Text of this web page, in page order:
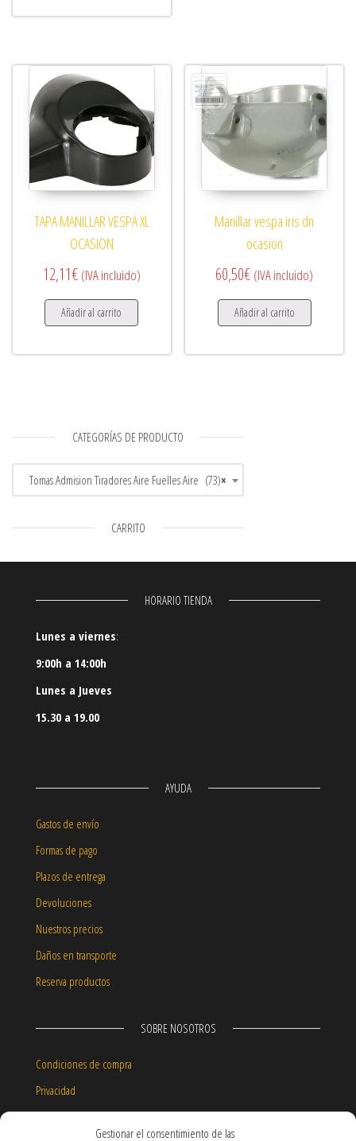
Gestionar el consentimiento de las
TAPA MANILLAR VESPA XL
OCASION
12,11€ (IVA incluido)
Añadir al carrito
Manillar vespa iris dn
ocasion
60,50€ (IVA incluido)
Añadir al carrito
CATEGORÍAS DE PRODUCTO
×
Tomas Admision Tiradores Aire Fuelles Aire (73)
CARRITO
HORARIO TIENDA
Lunes a viernes:
9:00h a 14:00h
Lunes a Jueves
15.30 a 19.00
AYUDA
Gastos de envío
Formas de pago
Plazos de entrega
Devoluciones
Nuestros precios
Daños en transporte
Reserva productos
SOBRE NOSOTROS
Condiciones de compra
Privacidad
Aviso legal